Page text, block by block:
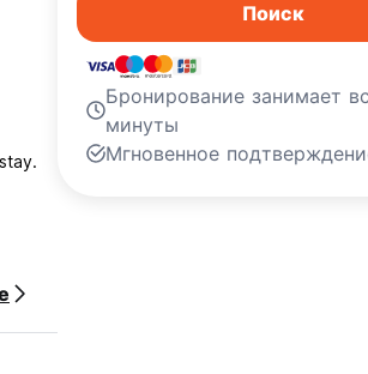
Поиск
Бронирование занимает
минуты
Мгновенное